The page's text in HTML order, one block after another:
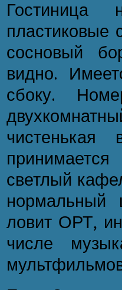
Гостиница
пластиковые
сосновый
видно.
сбоку.
светлый
нормальный
ловит ОРТ,
числе